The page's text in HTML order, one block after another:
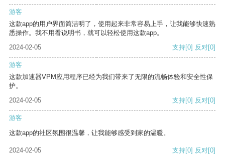
游客
这款app的用户界面简洁明了，使用起来非常容易上手，让我能够快速熟
悉操作。我不用看说明书，就可以轻松使用这款app。
2024-02-05
支持[0] 反对[0]
游客
这款加速器VPM应用程序已经为我们带来了无限的流畅体验和安全性保
护。
2024-02-05
支持[0] 反对[0]
游客
这款app的社区氛围很温馨，让我能够感受到家的温暖。
2024-02-05 支持[0] 反对[0]